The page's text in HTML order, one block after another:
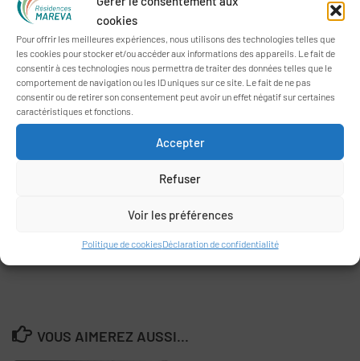
cookies
Pour offrir les meilleures expériences, nous utilisons des technologies telles que
les cookies pour stocker et/ou accéder aux informations des appareils. Le fait de
consentir à ces technologies nous permettra de traiter des données telles que le
comportement de navigation ou les ID uniques sur ce site. Le fait de ne pas
consentir ou de retirer son consentement peut avoir un effet négatif sur certaines
caractéristiques et fonctions.
Accepter
Refuser
Voir les préférences
Politique de cookiesDéclaration de confidentialité
VOUS AIMEREZ AUSSI...